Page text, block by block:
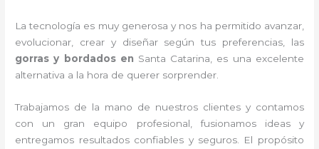
La tecnología es muy generosa y nos ha permitido avanzar,
evolucionar, crear y diseñar según tus preferencias, las
gorras y bordadosen Santa Catarina, es una excelente
alternativa a la hora de querer sorprender.
Trabajamos de la mano de nuestros clientes y contamos
con un gran equipo profesional, fusionamos ideas y
entregamos resultados confiables y seguros. El propósito